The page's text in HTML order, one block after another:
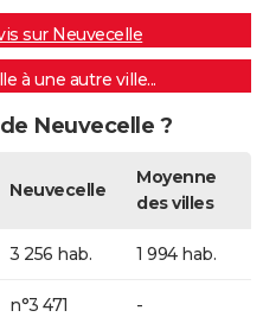
sur Neuvecelle
à une autre ville...
Neuvecelle ?
Neuvecelle
Moyenne
des villes
3 256 hab. 1 994 hab.
n°3 471 -